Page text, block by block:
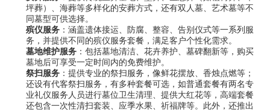
坪葬）、海葬等多样化的安葬方式，还有双人墓、艺术墓等不
同墓型可供选择。
殡仪服务 ：涵盖遗体接运、防腐、整容、告别仪式等一系列服
务，并提供不同的殡仪服务套餐，满足客户个性化需求。
墓地维护服务 ：包括墓地清洁、花卉养护、墓碑翻新等，购买
墓地后可享受一定时间内的免费维护。
祭扫服务 ：提供专业的祭扫服务，像鲜花摆放、香烛点燃等；
还设有代客祭扫服务，有多种套餐可选，如普通套餐有两名专
业礼仪服务人员进行墓位卫生清理、提供大红花等，高端套餐
还包含一次性清扫套装、应季水果、祈福牌等。此外，还推出